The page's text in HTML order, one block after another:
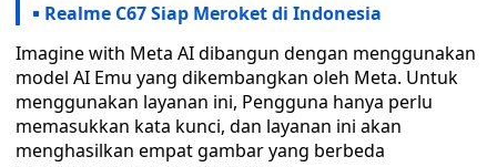
Realme C67 Siap Meroket di Indonesia
Imagine with Meta AI dibangun dengan menggunakan
model AI Emu yang dikembangkan oleh Meta. Untuk
menggunakan layanan ini, Pengguna hanya perlu
memasukkan kata kunci, dan layanan ini akan
menghasilkan empat gambar yang berbeda